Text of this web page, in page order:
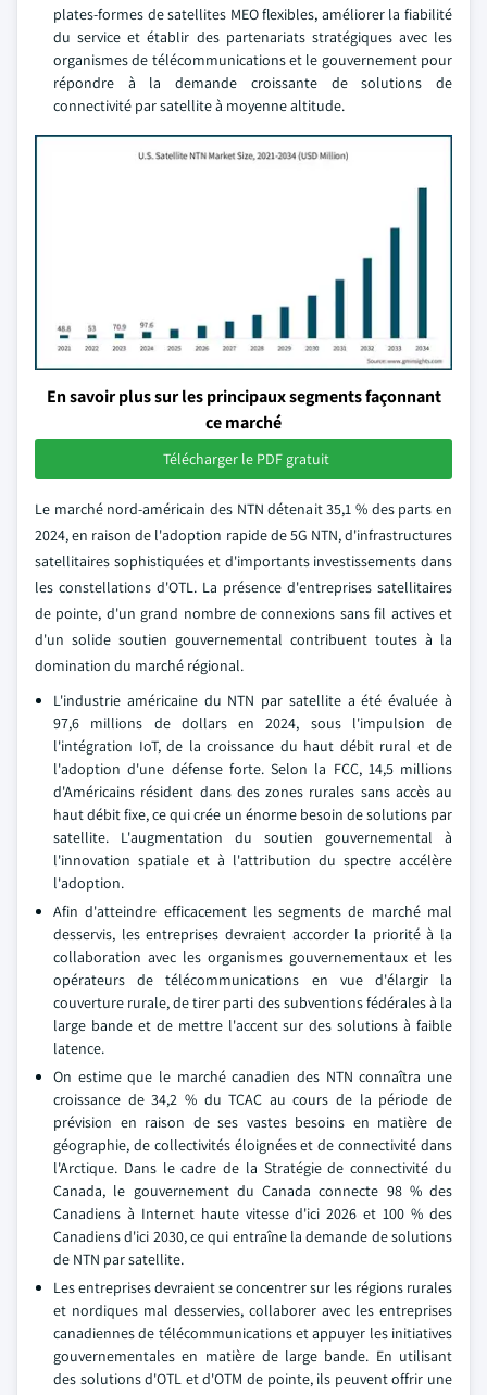
plates-formes de satellites MEO flexibles, améliorer la fiabilité
du service et établir des partenariats stratégiques avec les
organismes de télécommunications et le gouvernement pour
répondre à la demande croissante de solutions de
connectivité par satellite à moyenne altitude.
En savoir plus sur les principaux segments façonnant
ce marché
Télécharger le PDF gratuit
Le marché nord-américain des NTN détenait 35,1 % des parts en
2024, en raison de l'adoption rapide de 5G NTN, d'infrastructures
satellitaires sophistiquées et d'importants investissements dans
les constellations d'OTL. La présence d'entreprises satellitaires
de pointe, d'un grand nombre de connexions sans fil actives et
d'un solide soutien gouvernemental contribuent toutes à la
domination du marché régional.
L'industrie américaine du NTN par satellite a été évaluée à
97,6 millions de dollars en 2024, sous l'impulsion de
l'intégration IoT, de la croissance du haut débit rural et de
l'adoption d'une défense forte. Selon la FCC, 14,5 millions
d'Américains résident dans des zones rurales sans accès au
haut débit fixe, ce qui crée un énorme besoin de solutions par
satellite. L'augmentation du soutien gouvernemental à
l'innovation spatiale et à l'attribution du spectre accélère
l'adoption.
Afin d'atteindre efficacement les segments de marché mal
desservis, les entreprises devraient accorder la priorité à la
collaboration avec les organismes gouvernementaux et les
opérateurs de télécommunications en vue d'élargir la
couverture rurale, de tirer parti des subventions fédérales à la
large bande et de mettre l'accent sur des solutions à faible
latence.
On estime que le marché canadien des NTN connaîtra une
croissance de 34,2 % du TCAC au cours de la période de
prévision en raison de ses vastes besoins en matière de
géographie, de collectivités éloignées et de connectivité dans
l'Arctique. Dans le cadre de la Stratégie de connectivité du
Canada, le gouvernement du Canada connecte 98 % des
Canadiens à Internet haute vitesse d'ici 2026 et 100 % des
Canadiens d'ici 2030, ce qui entraîne la demande de solutions
de NTN par satellite.
Les entreprises devraient se concentrer sur les régions rurales
et nordiques mal desservies, collaborer avec les entreprises
canadiennes de télécommunications et appuyer les initiatives
gouvernementales en matière de large bande. En utilisant
des solutions d'OTL et d'OTM de pointe, ils peuvent offrir une